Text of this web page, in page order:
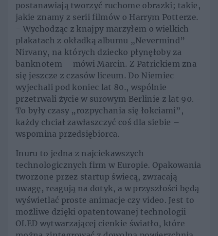
postanawiają tworzyć ruchome obrazki; takie,
jakie znamy z serii filmów o Harrym Potterze.
- Wychodząc z knajpy marzyłem o wielkich
plakatach z okładką albumu „Nevermind”
Nirvany, na których dziecko płynęłoby za
banknotem – mówi Marcin. Z Patrickiem zna
się jeszcze z czasów liceum. Do Niemiec
wyjechali pod koniec lat 80., wspólnie
przetrwali życie w surowym Berlinie z lat 90. -
To były czasy „rozpychania się łokciami”,
każdy chciał zawłaszczyć coś dla siebie –
wspomina przedsiębiorca.
Inuru to jedna z najciekawszych
technologicznych firm w Europie. Opakowania
tworzone przez startup świecą, zwracają
uwagę, reagują na dotyk, a w przyszłości będą
wyświetlać proste animacje czy video. Jest to
możliwe dzięki opatentowanej technologii
OLED wytwarzającej cienkie światło, które